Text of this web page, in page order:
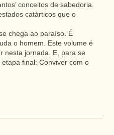
conceitos de sabedoria.
catárticos que o
chega ao paraíso. É
o homem. Este volume é
nesta jornada. E, para se
final: Conviver com o